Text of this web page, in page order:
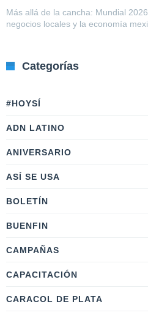
Más allá de la cancha: Mundial
negocios locales y la economía
Categorías
#HOYSÍ
ADN LATINO
ANIVERSARIO
ASÍ SE USA
BOLETÍN
BUENFIN
CAMPAÑAS
CAPACITACIÓN
CARACOL DE PLATA